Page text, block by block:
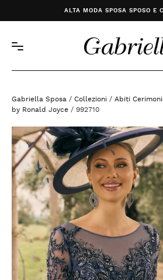
ALTA MODA SPOSA SPOSO E
Gabriella Sposa / Collezioni / Abiti
by Ronald Joyce / 992710